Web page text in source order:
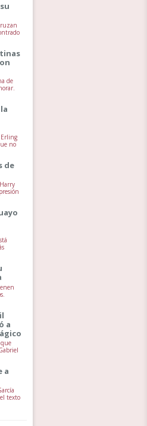
de
Erling
no
de
a
a
texto